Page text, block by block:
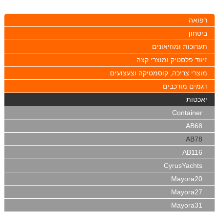
רפואה
ביטחון
תערוכות ומוזיאונים
זיווד פלסטיק ומוצרי קצה
מוצרי צריכה, קוסמטיקה וצעצועים
דגמים מורכבים
יאכטות
Container
AB68
AB78
AB116
CyrusYachts
Mayora20
Mayora27
Mayora31